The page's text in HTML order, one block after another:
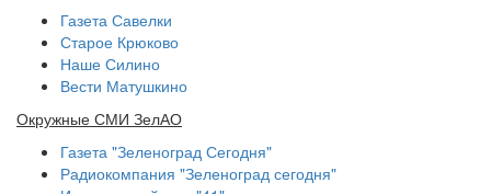
Газета Савелки
Старое Крюково
Наше Силино
Вести Матушкино
Окружные СМИ ЗелАО
Газета "Зеленоград Сегодня"
Радиокомпания "Зеленоград сегодня"